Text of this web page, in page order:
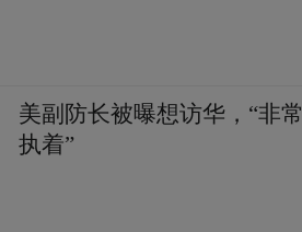
美副防长被曝想访华，“非常
执着”